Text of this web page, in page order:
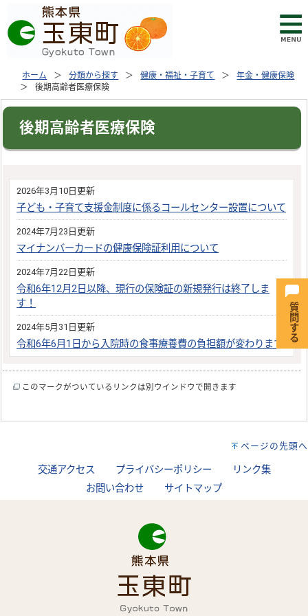
ホーム 分類から探す 健康・福祉・子育て
年金・健康保険
後期高齢者医療保険
後期高齢者医療保険
2026年3月10日更新
子ども・子育て支援金制度に係るコールセンター設置について
2024年7月23日更新
マイナンバーカードの健康保険証利用について
2024年7月22日更新
令和6年12月2日以降、現行の保険証の新規発行は終了しま
す！
2024年5月31日更新
令和6年6月1日から入院時の食事療養費の負担額が変わります
このマークがついているリンクは別ウインドウで開きます
ページの先頭へ
交通アクセス プライバシーポリシー
リンク集
お問い合わせ
サイトマップ